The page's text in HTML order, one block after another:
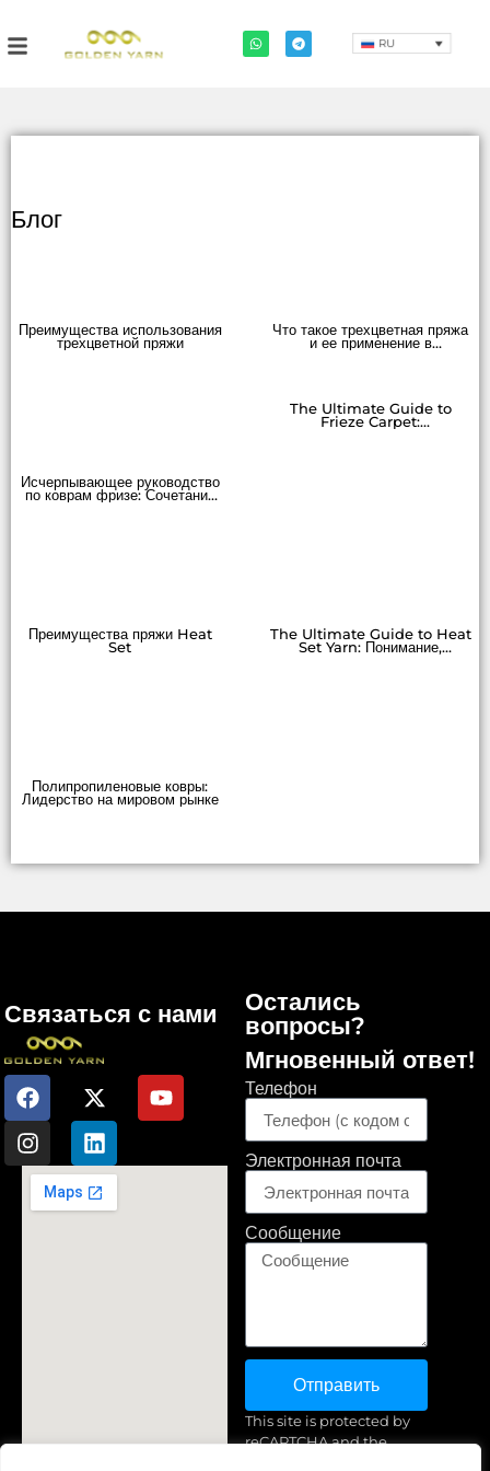
RU
Блог
Преимущества использования
трехцветной пряжи
Что такое трехцветная пряжа
и ее применение в
Исчерпывающее руководство
по коврам фризе: Сочетание
The Ultimate Guide to
Frieze Carpet:
Преимущества пряжи Heat
Set
The Ultimate Guide to Heat
Set Yarn: Понимание,
Полипропиленовые ковры:
Лидерство на мировом рынке
Связаться с нами Остались
вопросы?
Мгновенный ответ!
Телефон
Электронная почта
Сообщение
Отправить
This site is protected by
reCAPTCHA and the